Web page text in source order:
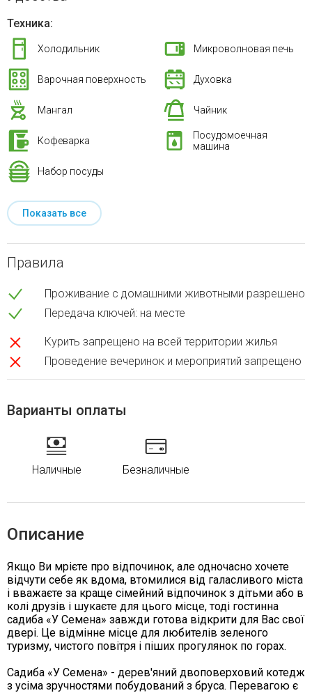
Техника:
Холодильник Микроволновая печь
Варочная поверхность Духовка
Мангал Чайник
Кофеварка
Посудомоечная
машина
Набор посуды
Показать все
Правила
Проживание с домашними животными разрешено
Передача ключей: на месте
Курить запрещено на всей территории жилья
Проведение вечеринок и мероприятий запрещено
Варианты оплаты
Наличные Безналичные
Описание
Якщо Ви мрієте про відпочинок, але одночасно хочете
відчути себе як вдома, втомилися від галасливого міста
і вважаєте за краще сімейний відпочинок з дітьми або в
колі друзів і шукаєте для цього місце, тоді гостинна
садиба «У Семена» завжди готова відкрити для Вас свої
двері. Це відмінне місце для любителів зеленого
туризму, чистого повітря і піших прогулянок по горах.
Садиба «У Семена» - дерев'яний двоповерховий котедж
з усіма зручностями побудований з бруса. Перевагою є